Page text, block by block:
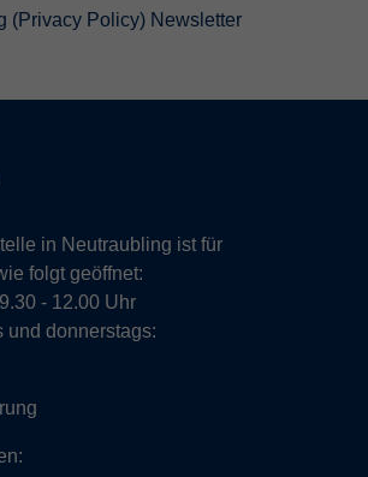
(Privacy Policy) Newsletter
in Neutraubling ist für
folgt geöffnet:
- 12.00 Uhr
und donnerstags: